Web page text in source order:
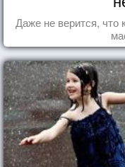
Даже не верится, что